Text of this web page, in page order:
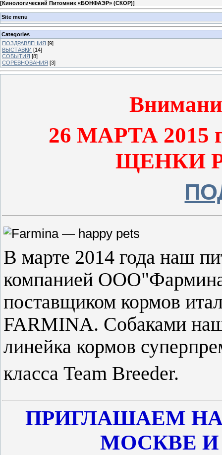
[Кинологический Питомник «БОНФАЭР» (СКОР)]
Site menu
Categories
ПОЗДРАВЛЕНИЯ [9]
ВЫСТАВКИ [14]
СОБЫТИЯ [8]
СОРЕВНОВАНИЯ [3]
26 МАРТА
ЩЕНКИ
В марте 2014 года наш
компанией
поставщиком кормов
FARMINA. Собаками
линейка кормов
класса Team Breeder.
ПРИГЛАШАЕМ
МОСКВЕ И